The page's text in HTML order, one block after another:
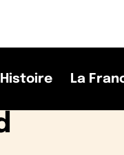
Histoire La